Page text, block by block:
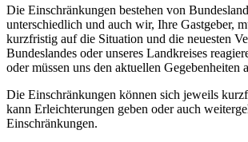
Die Einschränkungen bestehen von
unterschiedlich und auch wir, Ihre Gastgeber,
kurzfristig auf die Situation und die neuesten
Bundeslandes oder unseres Landkreises
oder müssen uns den aktuellen Gegebenheiten
Die Einschränkungen können sich jeweils
kann Erleichterungen geben oder auch
Einschränkungen.